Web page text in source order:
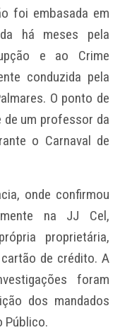
foi embasada em
há meses pela
e ao Crime
conduzida pela
O ponto de
um professor da
o Carnaval de
onde confirmou
na JJ Cel,
proprietária,
de crédito. A
foram
dos mandados
Público.